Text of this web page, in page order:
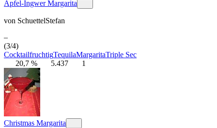
Apfel-Ingwer Margarita
von SchuettelStefan
–
(3/4)
CocktailfruchtigTequilaMargaritaTriple Sec
20,7 %
5.437 1
Christmas Margarita